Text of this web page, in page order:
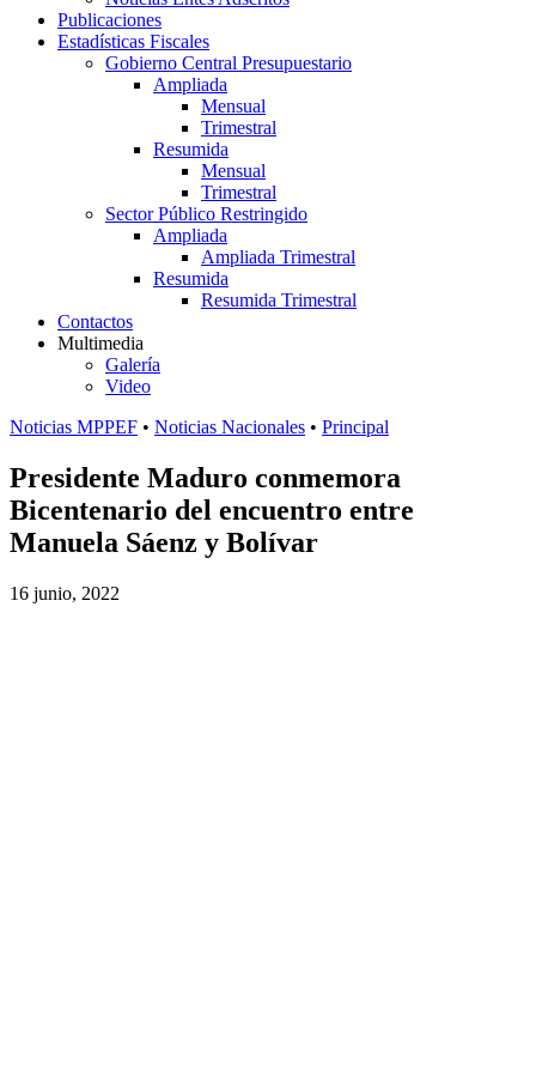
Publicaciones
Estadísticas Fiscales
Gobierno Central Presupuestario
Ampliada
Mensual
Trimestral
Resumida
Mensual
Trimestral
Sector Público Restringido
Ampliada
Ampliada Trimestral
Resumida
Resumida Trimestral
Contactos
Multimedia
Galería
Video
Noticias MPPEF • Noticias Nacionales • Principal
Presidente Maduro conmemora
Bicentenario del encuentro entre
Manuela Sáenz y Bolívar
16 junio, 2022